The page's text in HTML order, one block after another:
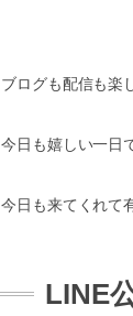
ブログも配信も楽
今日も嬉しい一日
今日も来てくれて
LINE